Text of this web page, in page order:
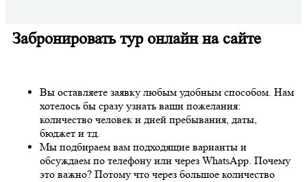
Забронировать тур онлайн на сайте
Вы оставляете заявку любым удобным способом. Нам
хотелось бы сразу узнать ваши пожелания:
количество человек и дней пребывания, даты,
бюджет и тд.
Мы подбираем вам подходящие варианты и
обсуждаем по телефону или через WhatsApp. Почему
это важно? Потому что через большое количество